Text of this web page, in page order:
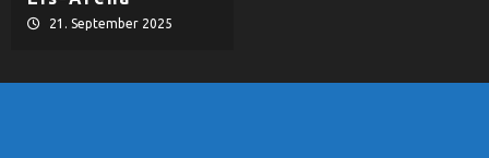
21. September 2025